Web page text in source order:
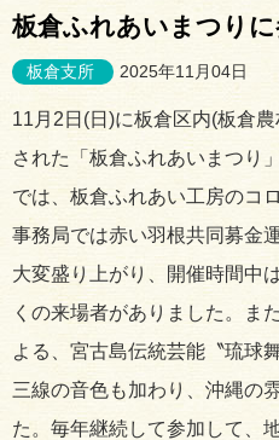
板倉ふれあいまつり
板倉支所 2025年11月04日
11月2日(日)に板倉区内(板倉
された「板倉ふれあいまつり
では、板倉ふれあい工房のコ
事務局では赤い羽根共同募金
大変盛り上がり、開催時間中
くの来場者がありました。ま
よる、宮古島伝統芸能〝琉球
三線の音色も加わり、沖縄の
た。毎年継続して参加して、